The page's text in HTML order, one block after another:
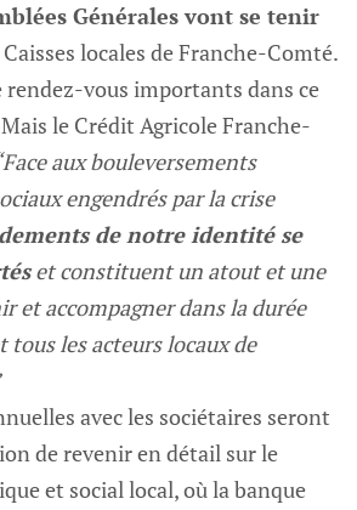
Générales vont se tenir
locales de Franche-Comté.
rendez-vous importants dans ce
le Crédit Agricole Franche-
aux bouleversements
engendrés par la crise
de notre identité se
et constituent un atout et une
et accompagner dans la durée
tous les acteurs locaux de
avec les sociétaires seront
de revenir en détail sur le
et social local, où la banque